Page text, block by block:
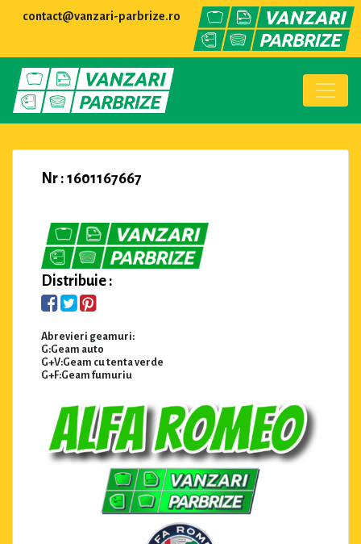
contact@vanzari-parbrize.ro
Nr : 1601167667
Distribuie :
Abrevieri geamuri:
G:Geam auto
G+V:Geam cu tenta verde
G+F:Geam fumuriu